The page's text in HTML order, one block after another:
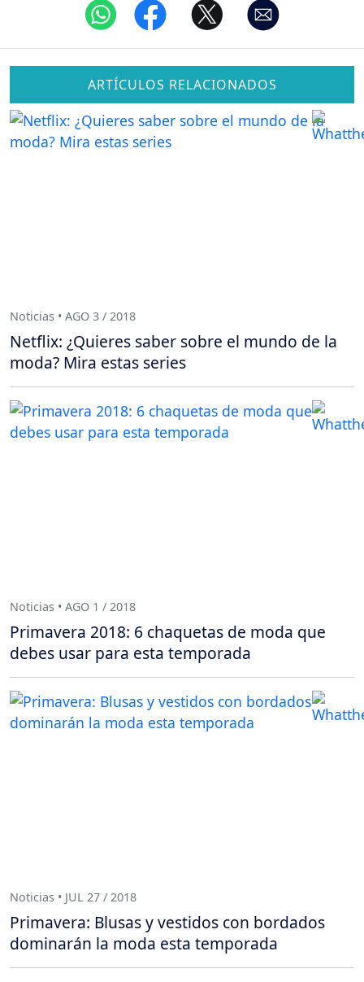
ARTÍCULOS RELACIONADOS
Noticias • AGO 3 / 2018
Netflix: ¿Quieres saber sobre el mundo de la
moda? Mira estas series
Noticias • AGO 1 / 2018
Primavera 2018: 6 chaquetas de moda que
debes usar para esta temporada
Noticias • JUL 27 / 2018
Primavera: Blusas y vestidos con bordados
dominarán la moda esta temporada